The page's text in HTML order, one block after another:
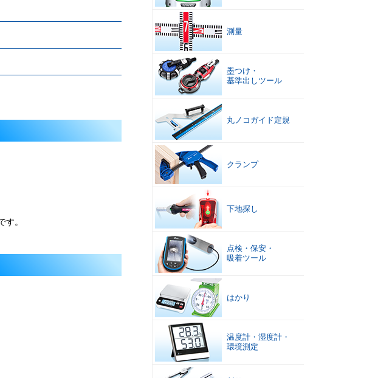
。
測量
墨つけ ・
基準出しツール
丸ノコガイド定規
クランプ
下地探し
点検 ・ 保安 ・
吸着ツール
はかり
温度計 ・ 湿度計 ・
環境測定